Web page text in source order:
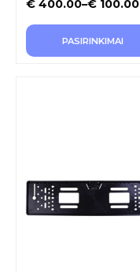
€ 100.00
–
€ 400.00
PASIRINKIMAI